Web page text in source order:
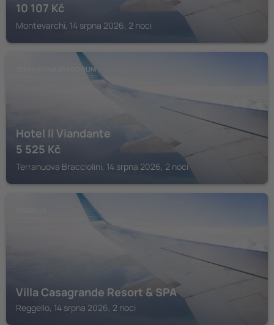
10 107 Kč
Montevarchi, 14 srpna 2026, 2 noci
TERRANUOVA BRACCIOLINI
Hotel Il Viandante
5 525 Kč
Terranuova Bracciolini, 14 srpna 2026, 2 noci
Villa Casagrande Resort & SPA
Reggello, 14 srpna 2026, 2 noci